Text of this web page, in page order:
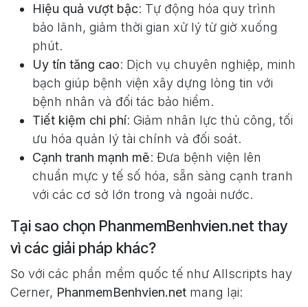
Hiệu quả vượt bậc: Tự động hóa quy trình
bảo lãnh, giảm thời gian xử lý từ giờ xuống
phút.
Uy tín tăng cao: Dịch vụ chuyên nghiệp, minh
bạch giúp bệnh viện xây dựng lòng tin với
bệnh nhân và đối tác bảo hiểm.
Tiết kiệm chi phí: Giảm nhân lực thủ công, tối
ưu hóa quản lý tài chính và đối soát.
Cạnh tranh mạnh mẽ: Đưa bệnh viện lên
chuẩn mực y tế số hóa, sẵn sàng cạnh tranh
với các cơ sở lớn trong và ngoài nước.
Tại sao chọn PhanmemBenhvien.net thay
vì các giải pháp khác?
So với các phần mềm quốc tế như Allscripts hay
Cerner, PhanmemBenhvien.net mang lại: